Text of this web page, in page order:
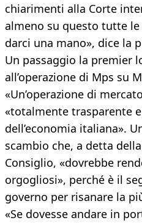
chiarimenti alla Corte
almeno su questo tutte
darci una mano», dice la
Un passaggio la premier
all’operazione di Mps su
«Un’operazione di
«totalmente trasparente
dell’economia italiana».
scambio che, a detta
Consiglio, «dovrebbe
orgogliosi», perché è il
governo per risanare la
«Se dovesse andare in